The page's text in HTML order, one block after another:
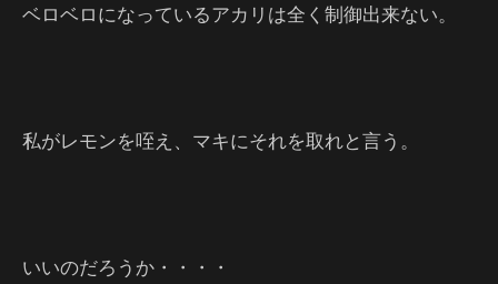
ベロベロになっているアカリは全く制御出来ない。
私がレモンを咥え、マキにそれを取れと言う。
いいのだろうか・・・・